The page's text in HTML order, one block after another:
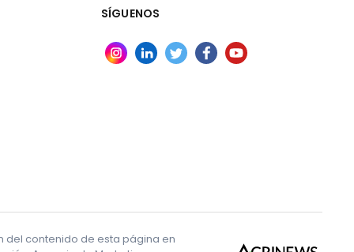
que los
SÍGUENOS
del contenido de esta página en